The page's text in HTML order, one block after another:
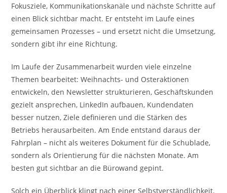
Fokusziele, Kommunikationskanäle und nächste Schritte auf
einen Blick sichtbar macht. Er entsteht im Laufe eines
gemeinsamen Prozesses – und ersetzt nicht die Umsetzung,
sondern gibt ihr eine Richtung.
Im Laufe der Zusammenarbeit wurden viele einzelne
Themen bearbeitet: Weihnachts- und Osteraktionen
entwickeln, den Newsletter strukturieren, Geschäftskunden
gezielt ansprechen, LinkedIn aufbauen, Kundendaten
besser nutzen, Ziele definieren und die Stärken des
Betriebs herausarbeiten. Am Ende entstand daraus der
Fahrplan – nicht als weiteres Dokument für die Schublade,
sondern als Orientierung für die nächsten Monate. Am
besten gut sichtbar an die Bürowand gepint.
Solch ein Überblick klingt nach einer Selbstverständlichkeit.